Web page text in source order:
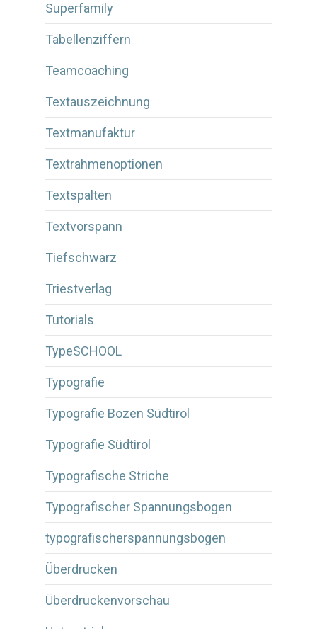
Superfamily
Tabellenziffern
Teamcoaching
Textauszeichnung
Textmanufaktur
Textrahmenoptionen
Textspalten
Textvorspann
Tiefschwarz
Triestverlag
Tutorials
TypeSCHOOL
Typografie
Typografie Bozen Südtirol
Typografie Südtirol
Typografische Striche
Typografischer Spannungsbogen
typografischerspannungsbogen
Überdrucken
Überdruckenvorschau